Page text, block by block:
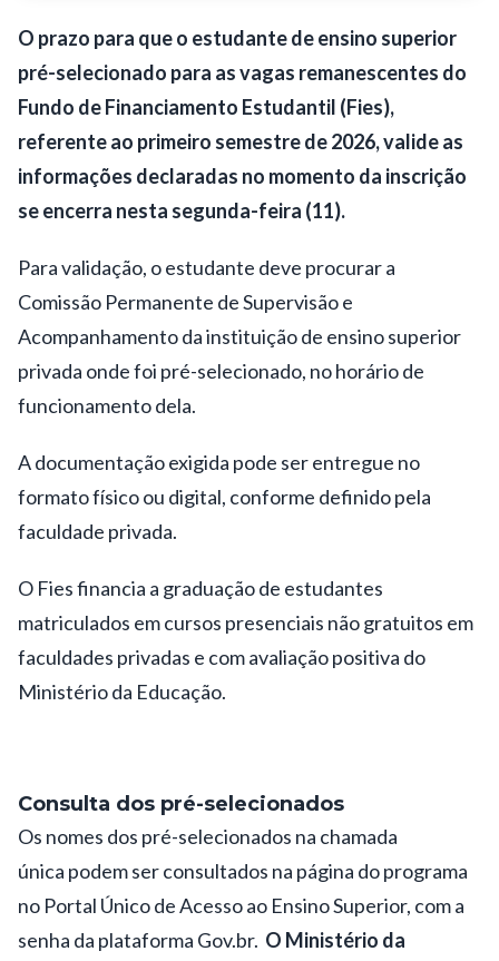
O prazo para que o estudante de ensino superior
pré-selecionado para as vagas remanescentes do
Fundo de Financiamento Estudantil (Fies),
referente ao primeiro semestre de 2026, valide as
informações declaradas no momento da inscrição
se encerra nesta segunda-feira (11).
Para validação, o estudante deve procurar a
Comissão Permanente de Supervisão e
Acompanhamento da instituição de ensino superior
privada onde foi pré-selecionado, no horário de
funcionamento dela.
A documentação exigida pode ser entregue no
formato físico ou digital, conforme definido pela
faculdade privada.
O Fies financia a graduação de estudantes
matriculados em cursos presenciais não gratuitos em
faculdades privadas e com avaliação positiva do
Ministério da Educação.
Consulta dos pré-selecionados
Os nomes dos pré-selecionados na chamada
única podem ser consultados na página do programa
no Portal Único de Acesso ao Ensino Superior, com a
senha da plataforma Gov.br. O Ministério da